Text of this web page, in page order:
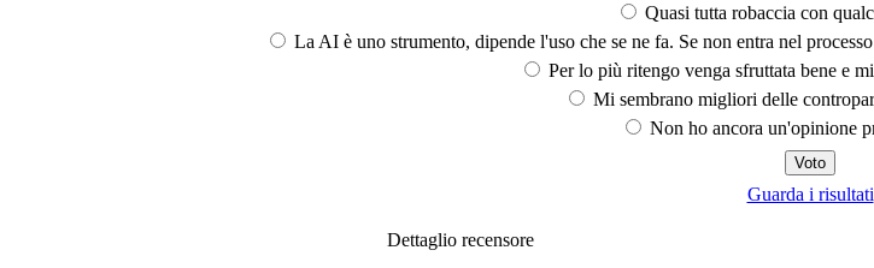
Quasi tutta robaccia con
La AI è uno strumento, dipende l'uso che se ne fa. Se non entra nel
Per lo più ritengo venga sfruttata bene e
Mi sembrano migliori delle
Non ho ancora un'opinione
Guarda i risultati
Dettaglio recensore